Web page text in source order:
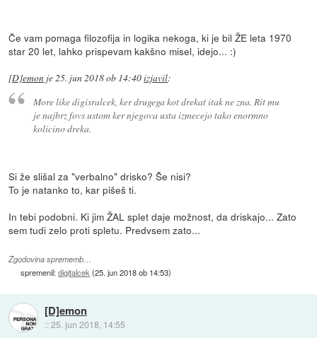
Če vam pomaga filozofija in logika nekoga, ki je bil ŽE leta 1970
star 20 let, lahko prispevam kakšno misel, idejo... :)
[D]emon je25. jun 2018 ob 14:40izjavil:
More like digisralcek, ker drugega kot drekat itak ne zna. Rit mu
je najbrz fovs ustom ker njegova usta izmecejo tako enormno
kolicino dreka.
Si že slišal za "verbalno" drisko? Še nisi?
To je natanko to, kar pišeš ti.
In tebi podobni. Ki jim ŽAL splet daje možnost, da driskajo... Zato
sem tudi zelo proti spletu. Predvsem zato...
Zgodovina sprememb…
spremenil:digitalcek (25. jun 2018 ob 14:53)
[D]emon
::25. jun 2018, 14:55